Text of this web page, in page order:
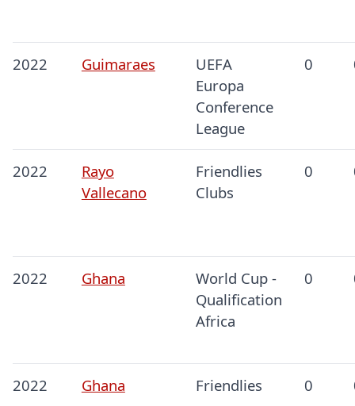
2022 Guimaraes
UEFA
Europa
Conference
League
0
2022
Rayo
Vallecano
Friendlies
Clubs
0
2022 Ghana
World Cup -
Qualification
Africa
0
2022 Ghana Friendlies 0